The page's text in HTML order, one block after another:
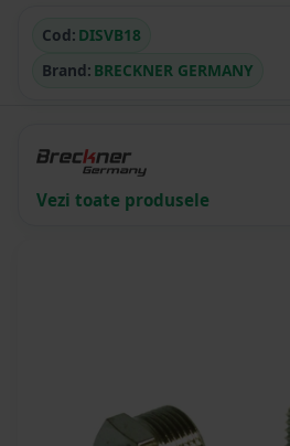
Cod: DISVB18
Brand: BRECKNER GERMANY
Vezi toate produsele